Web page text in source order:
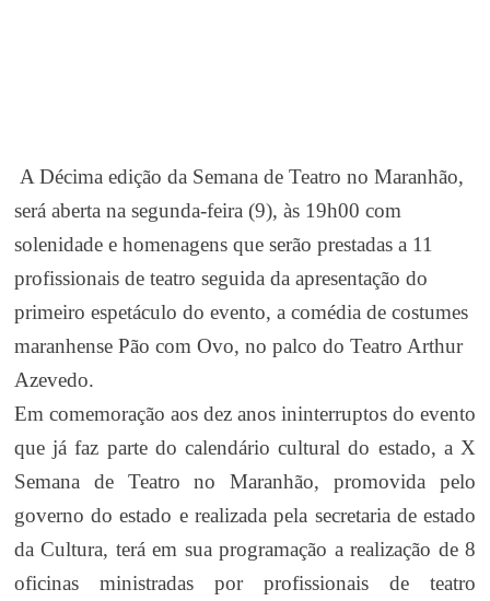
A Décima edição da Semana de Teatro no Maranhão,
será aberta na segunda-feira (9), às 19h00 com
solenidade e homenagens que serão prestadas a 11
profissionais de teatro seguida da apresentação do
primeiro espetáculo do evento, a comédia de costumes
maranhense Pão com Ovo, no palco do Teatro Arthur
Azevedo.
Em comemoração aos dez anos ininterruptos do evento
que já faz parte do calendário cultural do estado, a X
Semana de Teatro no Maranhão, promovida pelo
governo do estado e realizada pela secretaria de estado
da Cultura, terá em sua programação a realização de 8
oficinas ministradas por profissionais de teatro